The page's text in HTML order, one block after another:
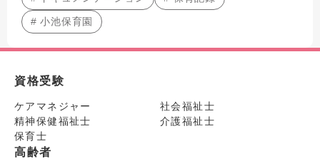
# 小池保育園
資格受験
ケアマネジャー
社会福祉士
精神保健福祉士
介護福祉士
保育士
高齢者